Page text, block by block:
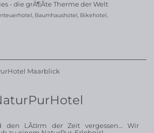
- die grÃ¶Ãte Therme der Welt
, Baumhaushotel, Bikehotel,
den LÃ¤rm der Zeit vergessen... Wir